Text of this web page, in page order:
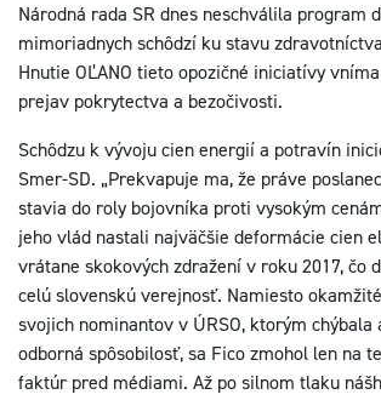
Národná rada SR dnes neschválila program
mimoriadnych schôdzí ku stavu
Hnutie OĽANO tieto opozičné iniciatívy
prejav pokrytectva a bezočivosti.
Schôdzu k vývoju cien energií a potravín
Smer-SD. „Prekvapuje ma, že práve
stavia do roly bojovníka proti vysokým
jeho vlád nastali najväčšie deformácie cien
vrátane skokových zdražení v roku 2017, čo
celú slovenskú verejnosť. Namiesto
svojich nominantov v ÚRSO, ktorým
odborná spôsobilosť, sa Fico zmohol len na
faktúr pred médiami. Až po silnom tlaku